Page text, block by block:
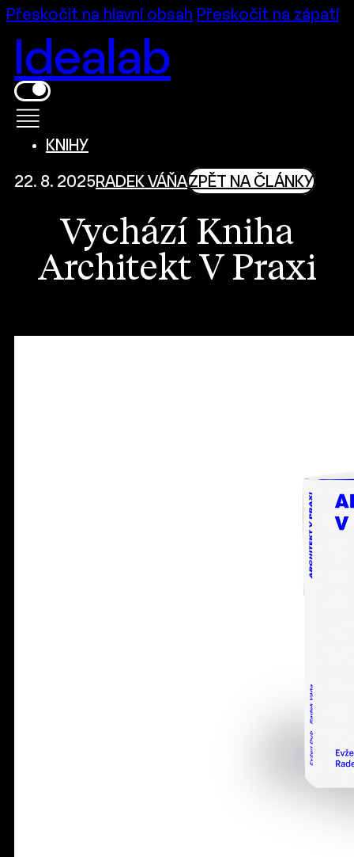
Přeskočit na hlavní obsah Přeskočit na zápatí
Idealab
KNIHY
22. 8. 2025 RADEK VÁŇAZPĚT NA ČLÁNKY
Vychází Kniha
Architekt V Praxi